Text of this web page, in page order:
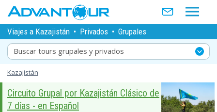
Viajes a Kazajistán • Privados • Grupales
Buscar tours grupales y privados
Kazajistán
Circuito Grupal por Kazajistán Clásico de
7 días - en Español